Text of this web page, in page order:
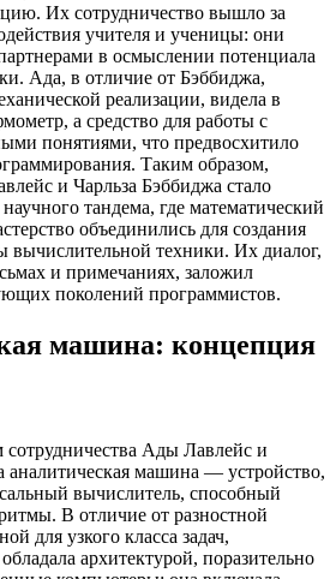
Их сотрудничество вышло за
учителя и ученицы: они
в осмыслении потенциала
Ада, в отличие от Бэббиджа,
реализации, видела в
а средство для работы с
понятиями, что предвосхитило
Таким образом,
и Чарльза Бэббиджа стало
тандема, где математический
объединились для создания
вычислительной техники. Их диалог,
и примечаниях, заложил
поколений программистов.
машина: концепция
Ады Лавлейс и
аналитическая машина — устройство,
вычислитель, способный
В отличие от разностной
для узкого класса задач,
архитектурой, поразительно